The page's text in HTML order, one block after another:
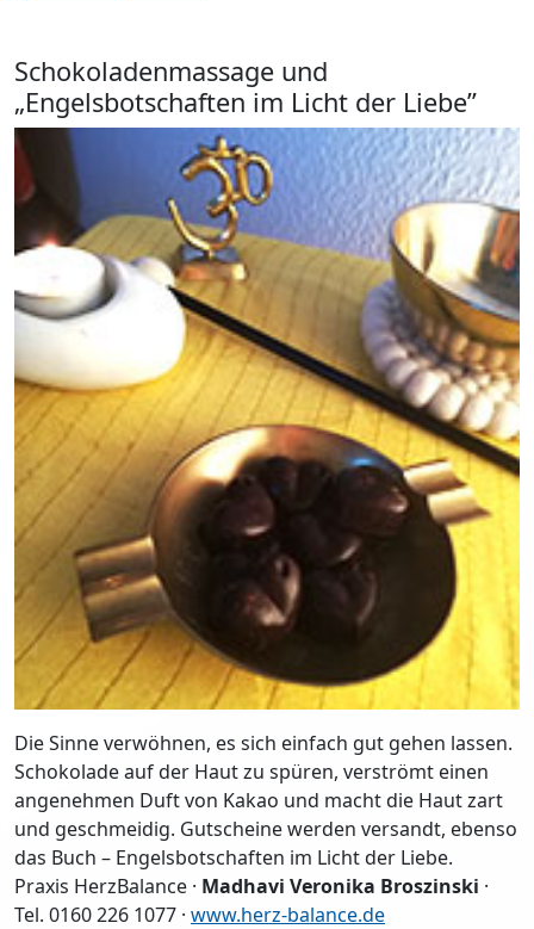
Schokoladenmassage und
„Engelsbotschaften im Licht der Liebe”
Die Sinne verwöhnen, es sich einfach gut gehen lassen.
Schokolade auf der Haut zu spüren, verströmt einen
angenehmen Duft von Kakao und macht die Haut zart
und geschmeidig. Gutscheine werden versandt, ebenso
das Buch – Engelsbotschaften im Licht der Liebe.
Praxis HerzBalance · Madhavi Veronika Broszinski ·
Tel. 0160 226 1077 · www.herz-balance.de